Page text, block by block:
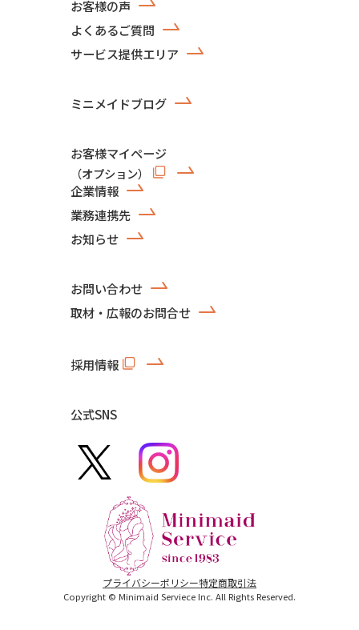
お客様の声
よくあるご質問
サービス提供エリア
ミニメイドブログ
お客様マイページ
（オプション）
企業情報
業務連携先
お知らせ
お問い合わせ
取材・広報のお問合せ
採用情報
公式SNS
プライバシーポリシー特定商取引法
Copyright © Minimaid Serviece Inc. All Rights Reserved.